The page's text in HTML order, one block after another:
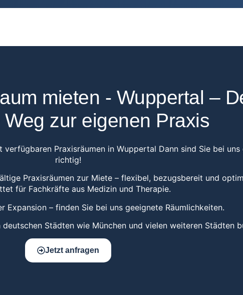
mieten - Wuppertal –
zur eigenen Praxis
Praxisräumen in Wuppertal Dann sind Sie bei uns
richtig!
Praxisräumen zur Miete – flexibel, bezugsbereit und
für Fachkräfte aus Medizin und Therapie.
Expansion – finden Sie bei uns geeignete Räumlichkeiten.
Städten wie München und vielen weiteren Städten
Jetzt anfragen